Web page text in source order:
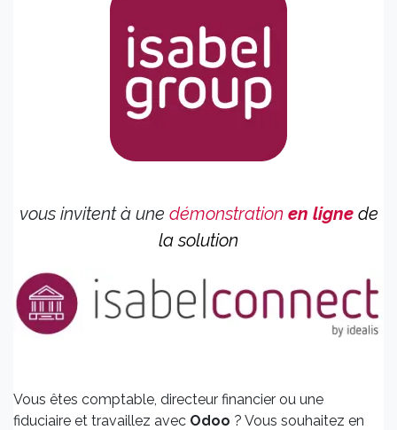
vous invitent à une démonstration en ligne de
la solution
Vous êtes comptable, directeur financier ou une
fiduciaire et travaillez avec Odoo ? Vous souhaitez en